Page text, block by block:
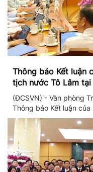
Thông báo Kết luận
tịch nước Tô Lâm tại
ương thực hiện Nghị
(ĐCSVN) - Văn phòng
Thông báo Kết luận của